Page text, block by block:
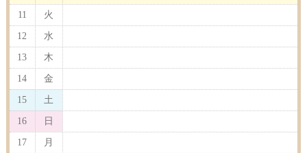
11 火
12 水
13 木
14 金
15 土
16 日
17 月